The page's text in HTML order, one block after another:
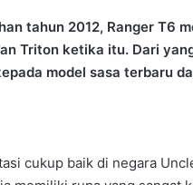
tahun 2012, Ranger T6
Triton ketika itu. Dari
model sasa terbaru
cukup baik di negara